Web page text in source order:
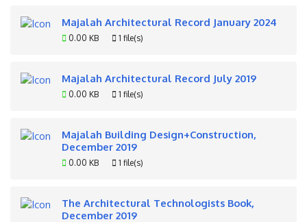
Majalah Architectural Record January 2024
0.00 KB 1 file(s)
Majalah Architectural Record July 2019
0.00 KB 1 file(s)
Majalah Building Design+Construction,
December 2019
0.00 KB 1 file(s)
The Architectural Technologists Book,
December 2019